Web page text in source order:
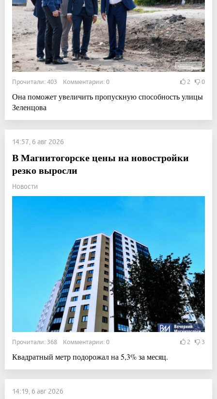
Прочитали: 403 Комментарии: 0 2 0
Она поможет увеличить пропускную способность улицы
Зеленцова
14:57, 6 авг 2026
В Магнитогорске цены на новостройки
резко выросли
Новости
Прочитали: 368 Комментарии: 0 2 3
Квадратный метр подорожал на 5,3% за месяц.
14:19, 6 авг 2026